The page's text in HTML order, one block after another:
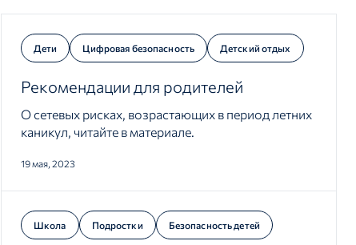
Дети Цифровая безопасность Детский отдых
Рекомендации для родителей
О сетевых рисках, возрастающих в период летних
каникул, читайте в материале.
19 мая, 2023
Школа Подростки Безопасность детей